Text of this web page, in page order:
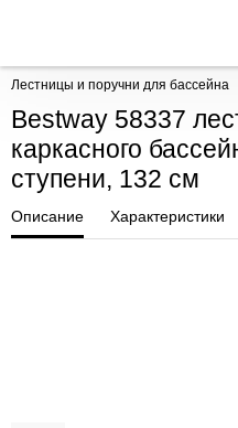
Лестницы и поручни для бассейна
Bestway 58337
каркасного
ступени, 132 см
Описание Характеристики